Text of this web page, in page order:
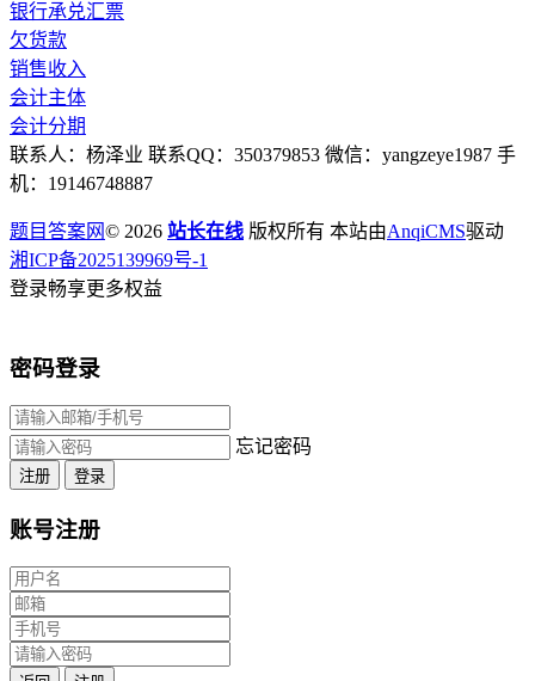
银行承兑汇票
欠货款
销售收入
会计主体
会计分期
联系人：杨泽业 联系QQ：350379853 微信：yangzeye1987 手
机：19146748887
题目答案网© 2026 站长在线 版权所有 本站由AnqiCMS驱动
湘ICP备2025139969号-1
登录畅享更多权益
密码登录
忘记密码
注册 登录
账号注册